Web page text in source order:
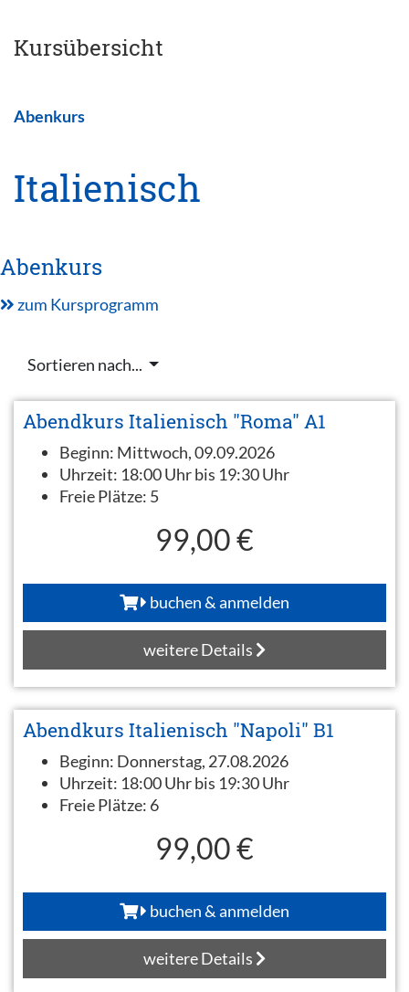
Kursübersicht
Abenkurs
Italienisch
Abenkurs
zum Kursprogramm
Sortieren nach...
Abendkurs Italienisch "Roma" A1
Beginn: Mittwoch, 09.09.2026
Uhrzeit: 18:00 Uhr bis 19:30 Uhr
Freie Plätze: 5
99,00 €
buchen & anmelden
weitere Details
Abendkurs Italienisch "Napoli" B1
Beginn: Donnerstag, 27.08.2026
Uhrzeit: 18:00 Uhr bis 19:30 Uhr
Freie Plätze: 6
99,00 €
buchen & anmelden
weitere Details